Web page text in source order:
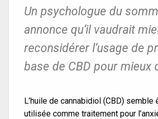
Un psychologue du
annonce qu’il vaudrait
reconsidérer l’usage de
base de CBD pour mieux
L’huile de cannabidiol (CBD) semble
utilisée comme traitement pour